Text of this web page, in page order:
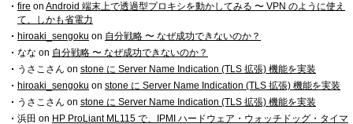
fire on Android 端末上で透過型プロキシを動かしてみる 〜 VPN のように使え
て、しかも省電力
hiroaki_sengoku on 自分戦略 〜 なぜ成功できないのか？
なな on 自分戦略 〜 なぜ成功できないのか？
うさこさん on stone に Server Name Indication (TLS 拡張) 機能を実装
hiroaki_sengoku on stone に Server Name Indication (TLS 拡張) 機能を実装
うさこさん on stone に Server Name Indication (TLS 拡張) 機能を実装
浜田 on HP ProLiant ML115 で、IPMI ハードウェア・ウォッチドッグ・タイマ